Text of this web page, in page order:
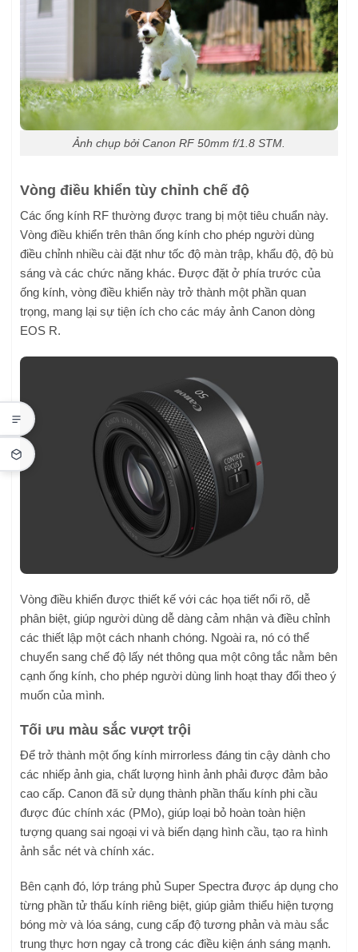
Ảnh chụp bởi Canon RF 50mm f/1.8 STM.
Vòng điều khiển tùy chỉnh chế độ
Các ống kính RF thường được trang bị một tiêu chuẩn này.
Vòng điều khiển trên thân ống kính cho phép người dùng
điều chỉnh nhiều cài đặt như tốc độ màn trập, khẩu độ, độ bù
sáng và các chức năng khác. Được đặt ở phía trước của
ống kính, vòng điều khiển này trở thành một phần quan
trọng, mang lại sự tiện ích cho các máy ảnh Canon dòng
EOS R.
Vòng điều khiển được thiết kế với các họa tiết nổi rõ, dễ
phân biệt, giúp người dùng dễ dàng cảm nhận và điều chỉnh
các thiết lập một cách nhanh chóng. Ngoài ra, nó có thể
chuyển sang chế độ lấy nét thông qua một công tắc nằm bên
cạnh ống kính, cho phép người dùng linh hoạt thay đổi theo ý
muốn của mình.
Tối ưu màu sắc vượt trội
Để trở thành một ống kính mirrorless đáng tin cậy dành cho
các nhiếp ảnh gia, chất lượng hình ảnh phải được đảm bảo
cao cấp. Canon đã sử dụng thành phần thấu kính phi cầu
được đúc chính xác (PMo), giúp loại bỏ hoàn toàn hiện
tượng quang sai ngoại vi và biến dạng hình cầu, tạo ra hình
ảnh sắc nét và chính xác.
Bên cạnh đó, lớp tráng phủ Super Spectra được áp dụng cho
từng phần tử thấu kính riêng biệt, giúp giảm thiểu hiện tượng
bóng mờ và lóa sáng, cung cấp độ tương phản và màu sắc
trung thực hơn ngay cả trong các điều kiện ánh sáng mạnh.